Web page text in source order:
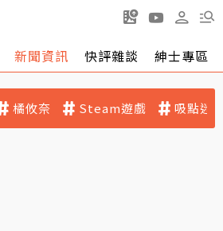
新聞資訊 快評雜談 紳士專區
橘攸奈 Steam遊戲 吸點迷